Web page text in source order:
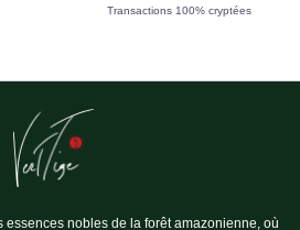
Transactions 100% cryptées
essences nobles de la forêt amazonienne, où